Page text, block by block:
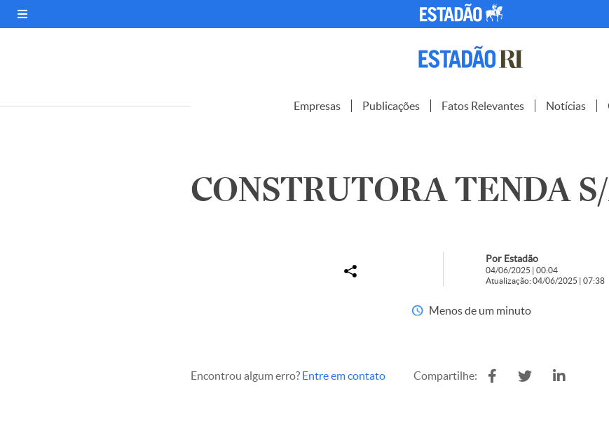
Empresas Publicações Fatos Relevantes Notícias
CONSTRUTORA TENDA
Por Estadão
04/06/2025 | 00:04
Atualização: 04/06/2025 | 07:38
Menos de um minuto
Encontrou algum erro? Entre em contato Compartilhe: